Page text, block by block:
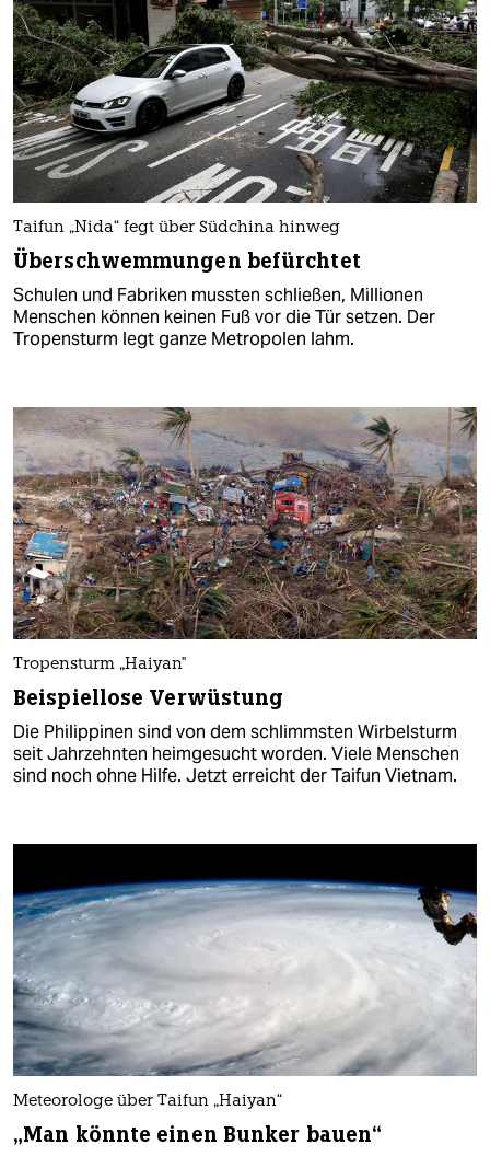
Taifun „Nida“ fegt über Südchina hinweg
Überschwemmungen befürchtet
Schulen und Fabriken mussten schließen, Millionen
Menschen können keinen Fuß vor die Tür setzen. Der
Tropensturm legt ganze Metropolen lahm.
Tropensturm „Haiyan"
Beispiellose Verwüstung
Die Philippinen sind von dem schlimmsten Wirbelsturm
seit Jahrzehnten heimgesucht worden. Viele Menschen
sind noch ohne Hilfe. Jetzt erreicht der Taifun Vietnam.
Meteorologe über Taifun „Haiyan“
„Man könnte einen Bunker bauen“